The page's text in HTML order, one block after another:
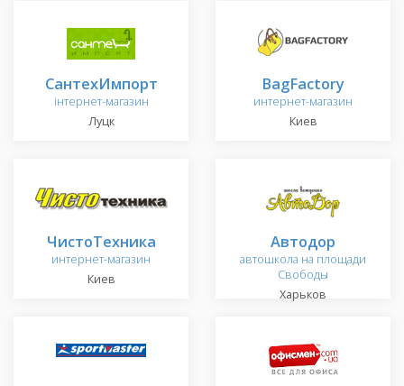
СантехИмпорт
інтернет-магазин
Луцк
BagFactory
интернет-магазин
Киев
ЧистоТехника
интернет-магазин
Киев
Автодор
автошкола на площади
Свободы
Харьков